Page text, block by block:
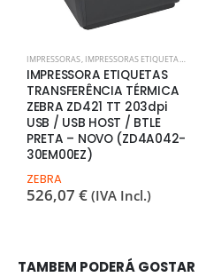
IMPRESSORAS IMPRESSORAS ETIQUETAS
IMPRESSORA ETIQUETAS
TRANSFERÊNCIA TÉRMICA
ZEBRA ZD421 TT 203dpi
USB / USB HOST / BTLE
PRETA – NOVO (ZD4A042-
30EM00EZ)
ZEBRA
526,07 € (IVA Incl.)
TAMBEM PODERÁ GOSTAR